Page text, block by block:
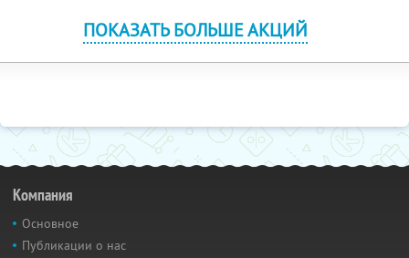
ПОКАЗАТЬ БОЛЬШЕ АКЦИЙ
Компания
Основное
Публикации о нас